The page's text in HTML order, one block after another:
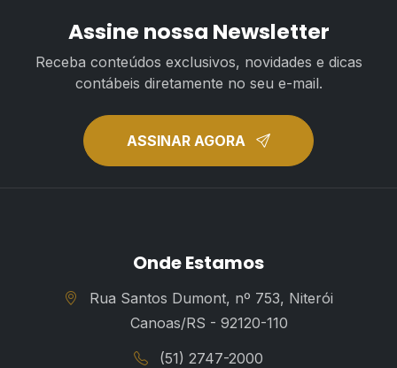
Assine nossa Newsletter
Receba conteúdos exclusivos, novidades e dicas
contábeis diretamente no seu e-mail.
ASSINAR AGORA
Onde Estamos
Rua Santos Dumont, nº 753, Niterói
Canoas/RS - 92120-110
(51) 2747-2000